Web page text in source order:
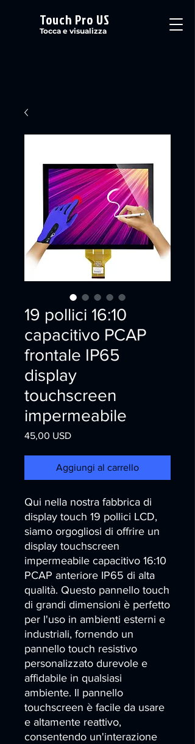
Touch Pro US
Tocca e visualizza
19 pollici 16:10
capacitivo PCAP
frontale IP65
display
touchscreen
impermeabile
45,00 USDPrezzo
Aggiungi al carrello
Qui nella nostra fabbrica di
display touch 19 pollici LCD,
siamo orgogliosi di offrire un
display touchscreen
impermeabile capacitivo 16:10
PCAP anteriore IP65 di alta
qualità. Questo pannello touch
di grandi dimensioni è perfetto
per l'uso in ambienti esterni e
industriali, fornendo un
pannello touch resistivo
personalizzato durevole e
affidabile in qualsiasi
ambiente. Il pannello
touchscreen è facile da usare
e altamente reattivo,
consentendo un'interazione